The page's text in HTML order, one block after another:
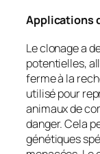
Applications
Le clonage a
potentielles,
ferme à la
utilisé pour
animaux de
danger. Cela
génétiques